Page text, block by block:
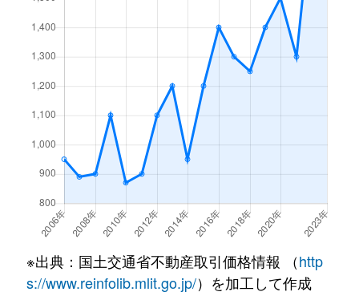
月寒東１条
福住
月寒東１条
3,400万円 福住
月寒東１条
3,500万円
月寒東１条
800万円
月寒東１条
1,900万円 福住
徒歩
月寒東１条
1,100万円 福住
月寒東２条
640万円 月寒中央
※出典：国土交通省不動産取引価格情報 （http
s://www.reinfolib.mlit.go.jp/）を加工して作成